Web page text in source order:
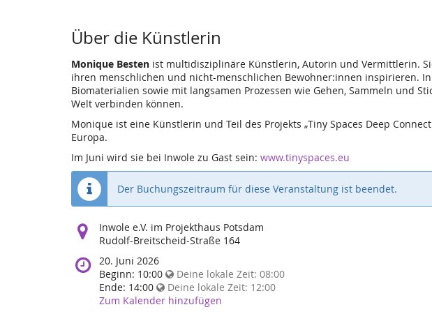
Über die Künstlerin
Monique Besten ist multidisziplinäre Künstlerin, Autorin und Vermittlerin.
ihren menschlichen und nicht-menschlichen Bewohner:innen inspirieren.
Biomaterialien sowie mit langsamen Prozessen wie Gehen, Sammeln und
Welt verbinden können.
Monique ist eine Künstlerin und Teil des Projekts „Tiny Spaces Deep
Europa.
Im Juni wird sie bei Inwole zu Gast sein: www.tinyspaces.eu
Der Buchungszeitraum für diese Veranstaltung ist beendet.
Wo
findet
Veranstaltung
statt?
Inwole e.V. im Projekthaus Potsdam
Rudolf-Breitscheid-Straße 164
Wann
findet
diese
Veranstaltung
20. Juni 2026
Beginn: 10:00 Deine lokale Zeit: 08:00
Ende: 14:00 Deine lokale Zeit: 12:00
Zum Kalender hinzufügen